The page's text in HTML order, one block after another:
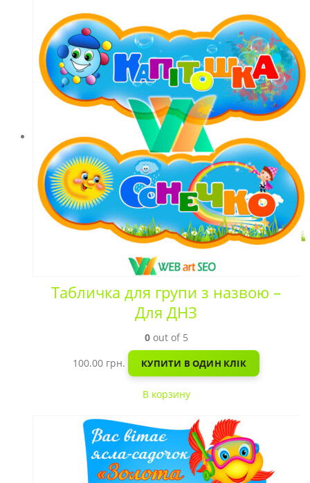
Табличка для групи з назвою –
Для ДНЗ
0out of 5
100.00 грн. КУПИТИ В ОДИН КЛІК
В корзину